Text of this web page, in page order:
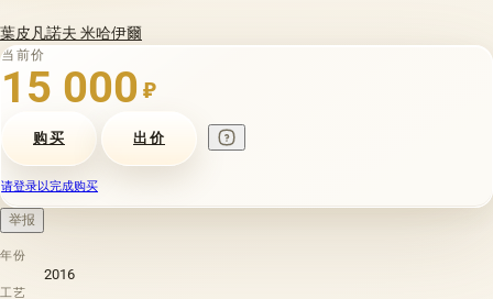
葉皮凡諾夫 米哈伊爾
当前价
15 000 ₽
购买 出价
请登录以完成购买
举报
年份
2016
工艺